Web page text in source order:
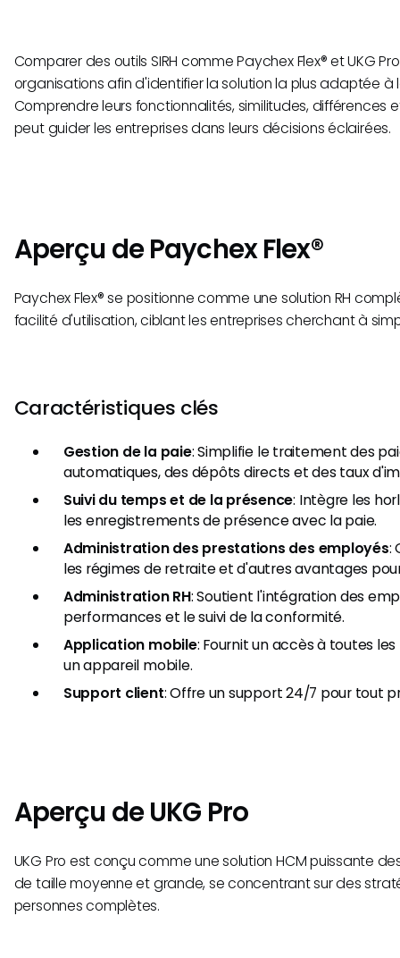
Comparer des outils SIRH comme Paychex Flex® et UKG
organisations afin d'identifier la solution la plus adaptée à
Comprendre leurs fonctionnalités, similitudes, différences
peut guider les entreprises dans leurs décisions éclairées.
Aperçu de Paychex Flex®
Paychex Flex® se positionne comme une solution RH
facilité d'utilisation, ciblant les entreprises cherchant à
Caractéristiques clés
Gestion de la paie: Simplifie le traitement des
automatiques, des dépôts directs et des taux
Suivi du temps et de la présence: Intègre les
les enregistrements de présence avec la paie.
Administration des prestations des employés:
les régimes de retraite et d'autres avantages
Administration RH: Soutient l'intégration des
performances et le suivi de la conformité.
Application mobile: Fournit un accès à toutes
un appareil mobile.
Support client: Offre un support 24/7 pour tout
Aperçu de UKG Pro
UKG Pro est conçu comme une solution HCM puissante
de taille moyenne et grande, se concentrant sur des
personnes complètes.